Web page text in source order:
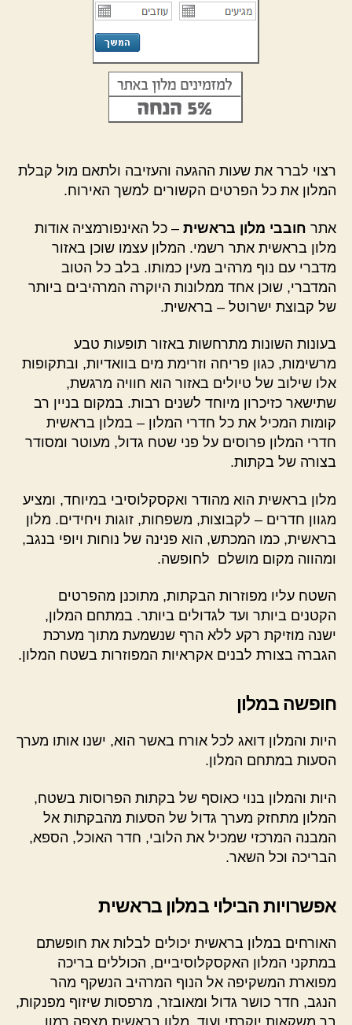
רצוי לברר את שעות ההגעה והעזיבה ולתאם מול קבלת
המלון את כל הפרטים הקשורים למשך האירוח.
אתר חובבי מלון בראשית – כל האינפורמציה אודות
מלון בראשית אתר רשמי. המלון עצמו שוכן באזור
מדברי עם נוף מרהיב מעין כמותו. בלב כל הטוב
המדברי, שוכן אחד ממלונות היוקרה המרהיבים ביותר
של קבוצת ישרוטל – בראשית.
בעונות השונות מתרחשות באזור תופעות טבע
מרשימות, כגון פריחה וזרימת מים בוואדיות, ובתקופות
אלו שילוב של טיולים באזור הוא חוויה מרגשת,
שתישאר כזיכרון מיוחד לשנים רבות. במקום בניין רב
קומות המכיל את כל חדרי המלון – במלון בראשית
חדרי המלון פרוסים על פני שטח גדול, מעוטר ומסודר
בצורה של בקתות.
מלון בראשית הוא מהודר ואקסקלוסיבי במיוחד, ומציע
מגוון חדרים – לקבוצות, משפחות, זוגות ויחידים. מלון
בראשית, כמו המכתש, הוא פנינה של נוחות ויופי בנגב,
ומהווה מקום מושלם לחופשה.
השטח עליו מפוזרות הבקתות, מתוכנן מהפרטים
הקטנים ביותר ועד לגדולים ביותר. במתחם המלון,
ישנה מוזיקת רקע ללא הרף שנשמעת מתוך מערכת
הגברה בצורת לבנים אקראיות המפוזרות בשטח המלון.
חופשה במלון
היות והמלון דואג לכל אורח באשר הוא, ישנו אותו מערך
הסעות במתחם המלון.
היות והמלון בנוי כאוסף של בקתות הפרוסות בשטח,
המלון מתחזק מערך גדול של הסעות מהבקתות אל
המבנה המרכזי שמכיל את הלובי, חדר האוכל, הספא,
הבריכה וכל השאר.
אפשרויות הבילוי במלון בראשית
האורחים במלון בראשית יכולים לבלות את חופשתם
במתקני המלון האקסקלוסיביים, הכוללים בריכה
מפוארת המשקיפה אל הנוף המרהיב הנשקף מהר
הנגב, חדר כושר גדול ומאובזר, מרפסות שיזוף מפנקות,
בר משקאות יוקרתי ועוד. מלון בראשית מצפה רמון